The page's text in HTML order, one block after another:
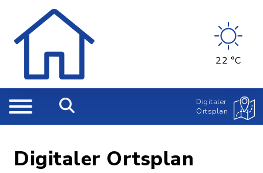
22 °C
Digitaler
Ortsplan
Digitaler Ortsplan